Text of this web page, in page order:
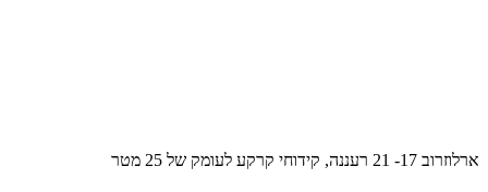
ארלוזרוב 17- 21 רעננה, קידוחי קרקע לעומק של 25 מטר